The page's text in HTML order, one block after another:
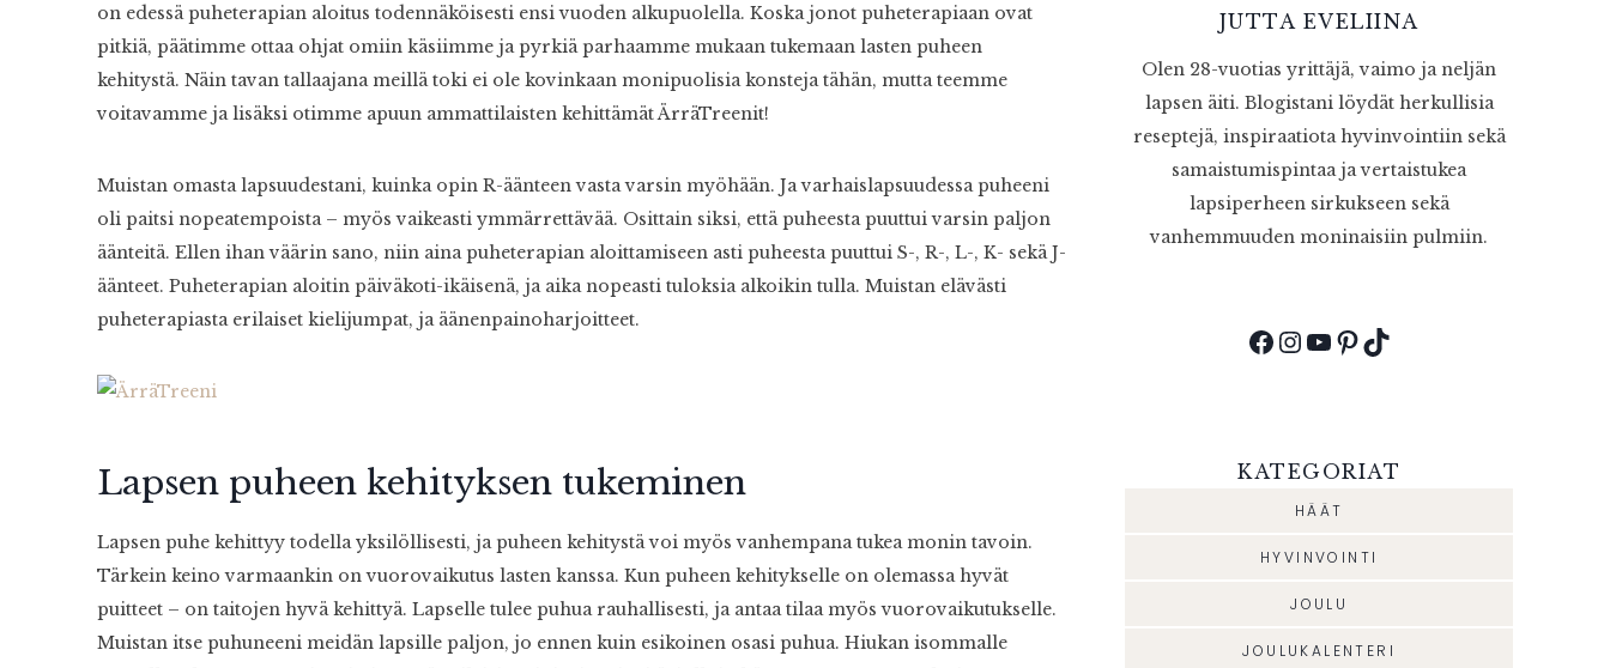
on edessä puheterapian aloitus todennäköisesti ensi vuoden alkupuolella. Koska jonot puheterapiaan ovat
pitkiä, päätimme ottaa ohjat omiin käsiimme ja pyrkiä parhaamme mukaan tukemaan lasten puheen
kehitystä. Näin tavan tallaajana meillä toki ei ole kovinkaan monipuolisia konsteja tähän, mutta teemme
voitavamme ja lisäksi otimme apuun ammattilaisten kehittämät ÄrräTreenit!
Muistan omasta lapsuudestani, kuinka opin R-äänteen vasta varsin myöhään. Ja varhaislapsuudessa puheeni
oli paitsi nopeatempoista – myös vaikeasti ymmärrettävää. Osittain siksi, että puheesta puuttui varsin paljon
äänteitä. Ellen ihan väärin sano, niin aina puheterapian aloittamiseen asti puheesta puuttui S-, R-, L-, K- sekä J-
äänteet. Puheterapian aloitin päiväkoti-ikäisenä, ja aika nopeasti tuloksia alkoikin tulla. Muistan elävästi
puheterapiasta erilaiset kielijumpat, ja äänenpainoharjoitteet.
Lapsen puheen kehityksen tukeminen
Lapsen puhe kehittyy todella yksilöllisesti, ja puheen kehitystä voi myös vanhempana tukea monin tavoin.
Tärkein keino varmaankin on vuorovaikutus lasten kanssa. Kun puheen kehitykselle on olemassa hyvät
puitteet – on taitojen hyvä kehittyä. Lapselle tulee puhua rauhallisesti, ja antaa tilaa myös vuorovaikutukselle.
Muistan itse puhuneeni meidän lapsille paljon, jo ennen kuin esikoinen osasi puhua. Hiukan isommalle
JUTTA EVELIINA
Olen 28-vuotias yrittäjä, vaimo ja neljän
lapsen äiti. Blogistani löydät herkullisia
reseptejä, inspiraatiota hyvinvointiin sekä
samaistumispintaa ja vertaistukea
lapsiperheen sirkukseen sekä
vanhemmuuden moninaisiin pulmiin.
Facebook
Instagram
YouTube
Pinterest
TikTok
KATEGORIAT
HÄÄT
HYVINVOINTI
JOULU
JOULUKALENTERI